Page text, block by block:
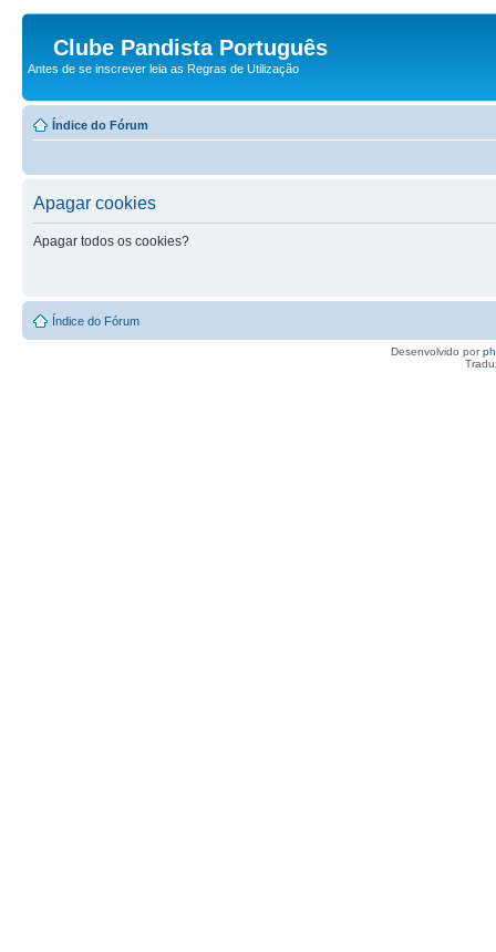
Clube Pandista Português
Antes de se inscrever leia as Regras de Utilização
Índice do Fórum
Apagar cookies
Apagar todos os cookies?
Índice do Fórum
Desenvolvido por